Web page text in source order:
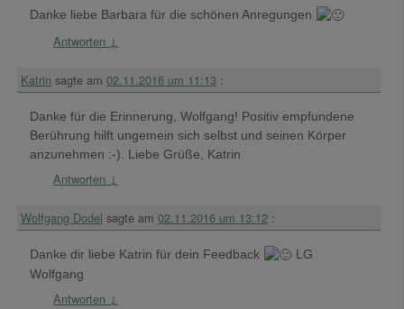
Danke liebe Barbara für die schönen Anregungen
Antworten ↓
Katrin sagte am 02.11.2016 um 11:13 :
Danke für die Erinnerung, Wolfgang! Positiv empfundene
Berührung hilft ungemein sich selbst und seinen Körper
anzunehmen :-). Liebe Grüße, Katrin
Antworten ↓
Wolfgang Dodel sagte am 02.11.2016 um 13:12 :
Danke dir liebe Katrin für dein Feedback
LG
Wolfgang
Antworten ↓